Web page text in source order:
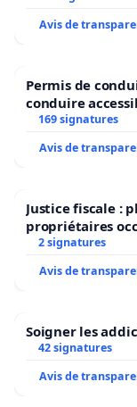
Avis de
Permis de
conduire
Bruxelles
169 signatures
Avis de
Justice fiscale :
propriétaires
2 signatures
Avis de
Soigner les
42 signatures
Avis de